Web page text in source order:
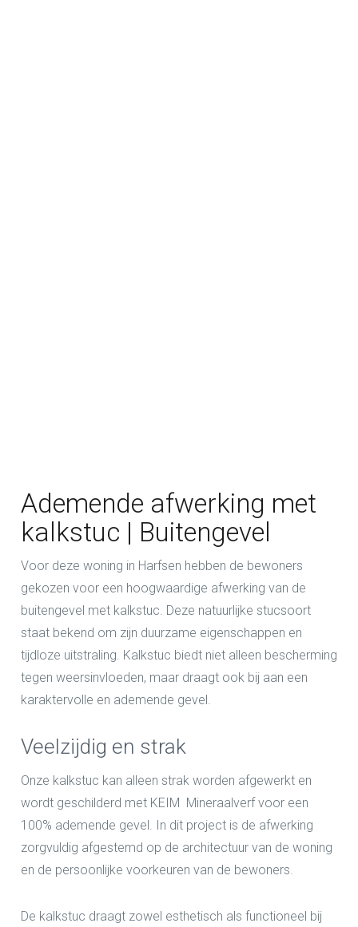
Ademende afwerking met
kalkstuc | Buitengevel
Voor deze woning in Harfsen hebben de bewoners
gekozen voor een hoogwaardige afwerking van de
buitengevel met kalkstuc. Deze natuurlijke stucsoort
staat bekend om zijn duurzame eigenschappen en
tijdloze uitstraling. Kalkstuc biedt niet alleen bescherming
tegen weersinvloeden, maar draagt ook bij aan een
karaktervolle en ademende gevel.
Veelzijdig en strak
Onze kalkstuc kan alleen strak worden afgewerkt en
wordt geschilderd met KEIM Mineraalverf voor een
100% ademende gevel. In dit project is de afwerking
zorgvuldig afgestemd op de architectuur van de woning
en de persoonlijke voorkeuren van de bewoners.
De kalkstuc draagt zowel esthetisch als functioneel bij